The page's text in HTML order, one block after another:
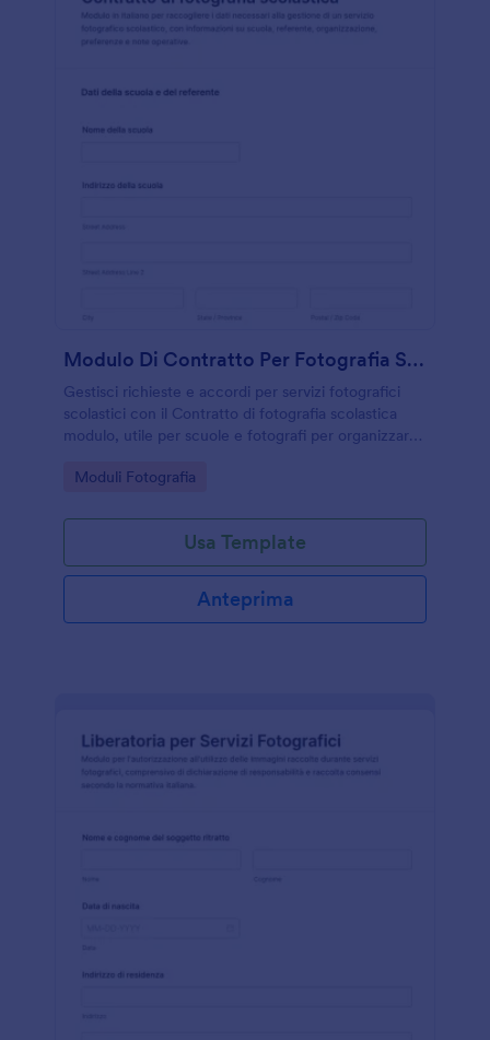
Modulo Di Contratto Per Fotografia Scolastica 📸
Gestisci richieste e accordi per servizi fotografici
scolastici con il Contratto di fotografia scolastica
modulo, utile per scuole e fotografi per organizzare
flusso su Jotform.
Go to Category:
Moduli Fotografia
Usa Template
Anteprima